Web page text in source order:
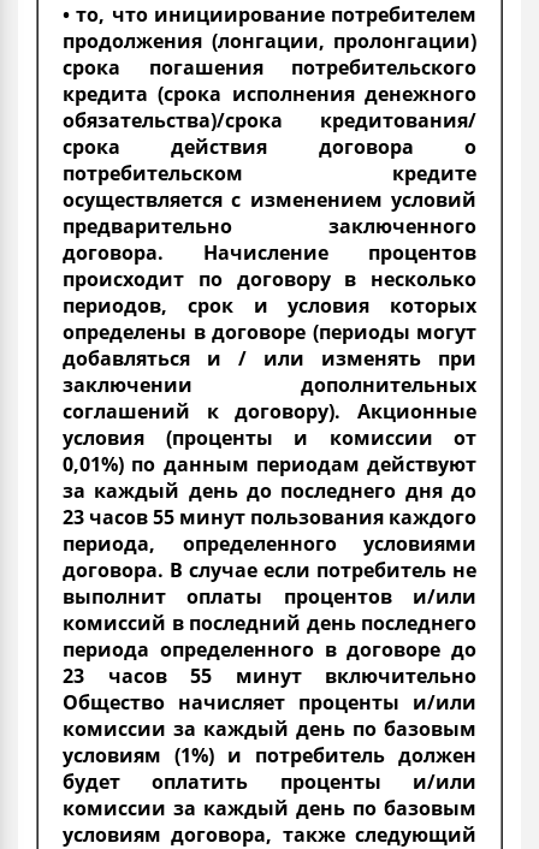
• то, что инициирование потребителем
продолжения (лонгации, пролонгации)
срока погашения потребительского
кредита (срока исполнения денежного
обязательства)/срока кредитования/
срока действия договора о
потребительском кредите
осуществляется с изменением условий
предварительно заключенного
договора. Начисление процентов
происходит по договору в несколько
периодов, срок и условия которых
определены в договоре (периоды могут
добавляться и / или изменять при
заключении дополнительных
соглашений к договору). Акционные
условия (проценты и комиссии от
0,01%) по данным периодам действуют
за каждый день до последнего дня до
23 часов 55 минут пользования каждого
периода, определенного условиями
договора. В случае если потребитель не
выполнит оплаты процентов и/или
комиссий в последний день последнего
периода определенного в договоре до
23 часов 55 минут включительно
Общество начисляет проценты и/или
комиссии за каждый день по базовым
условиям (1%) и потребитель должен
будет оплатить проценты и/или
комиссии за каждый день по базовым
условиям договора, также следующий